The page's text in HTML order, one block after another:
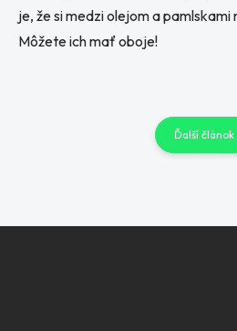
je, že si medzi olejom a
Môžete ich mať oboje!
Ďalší článok